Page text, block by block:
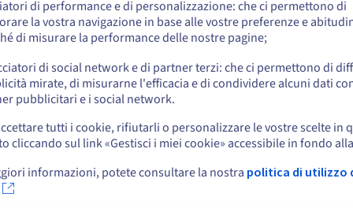
assistenza
di apprendimento
News
Press room
Blog
us.ovhcloud.com/
Inglese USD - $
sul sito web attuale
Seleziona un altro sito web
di performance e di personalizzazione: che ci permettono di
la vostra navigazione in base alle vostre preferenze e
di misurare la performance delle nostre pagine;
di social network e di partner terzi: che ci permettono di
mirate, di misurarne l'efficacia e di condividere alcuni dati
pubblicitari e i social network.
tutti i cookie, rifiutarli o personalizzare le vostre scelte in
cliccando sul link «Gestisci i miei cookie» accessibile in fondo
informazioni, potete consultare la nostra politica di utilizzo